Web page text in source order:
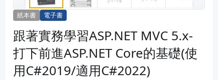
紙本書 電子書
跟著實務學習ASP.NET MVC 5.x-
打下前進ASP.NET Core的基礎(使
用C#2019/適用C#2022)